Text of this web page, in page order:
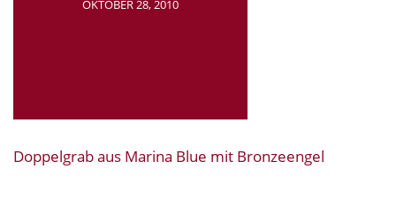
OKTOBER 28, 2010
Doppelgrab aus Marina Blue mit Bronzeengel